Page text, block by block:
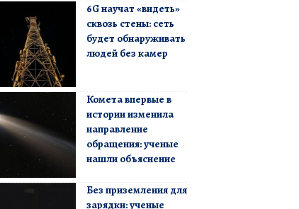
6G научат «видеть»
сквозь стены: сеть
будет обнаруживать
людей без камер
Комета впервые в
истории изменила
направление
обращения: ученые
нашли объяснение
Без приземления для
зарядки: ученые